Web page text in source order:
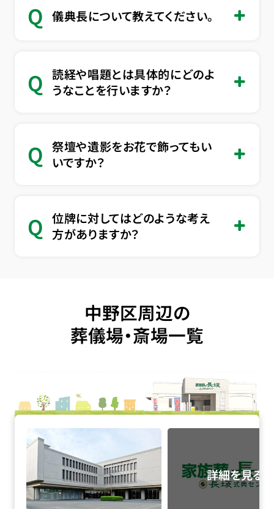
Q 儀典長について教えてください。
Q 読経や唱題とは具体的にどのよ
うなことを行いますか？
Q 祭壇や遺影をお花で飾ってもい
いですか？
Q 位牌に対してはどのような考え
方がありますか？
中野区周辺の
葬儀場・斎場一覧
落合斎場の詳細へ